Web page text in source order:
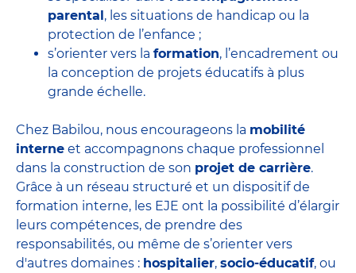
parental, les situations de handicap ou la
protection de l’enfance ;
s’orienter vers la formation, l’encadrement ou
la conception de projets éducatifs à plus
grande échelle.
Chez Babilou, nous encourageons la mobilité
interne et accompagnons chaque professionnel
dans la construction de son projet de carrière.
Grâce à un réseau structuré et un dispositif de
formation interne, les EJE ont la possibilité d’élargir
leurs compétences, de prendre des
responsabilités, ou même de s’orienter vers
d'autres domaines : hospitalier, socio-éducatif, ou